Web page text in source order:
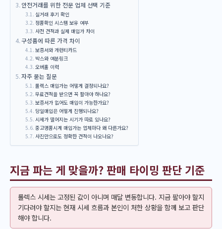
안전거래를 위한 전문 업체 선택 기준
실거래 후기 확인
정품확인 시스템 보유 여부
사전 견적과 실제 매입가 차이
구성품에 따른 가격 차이
보증서와 개런티카드
박스와 여분링크
오버홀 이력
자주 묻는 질문
롤렉스 매입가는 어떻게 결정되나요?
무료견적을 받으면 꼭 팔아야 하나요?
보증서가 없어도 매입이 가능한가요?
당일매입은 어떻게 진행되나요?
시세가 떨어지는 시기가 따로 있나요?
중고명품시계 매입가는 업체마다 왜 다른가요?
사진만으로도 정확한 견적이 나오나요?
지금 파는 게 맞을까? 판매 타이밍 판단 기준
롤렉스 시세는 고정된 값이 아니며 매달 변동합니다. 지금 팔아야 할지
기다려야 할지는 현재 시세 흐름과 본인이 처한 상황을 함께 보고 판단
해야 합니다.